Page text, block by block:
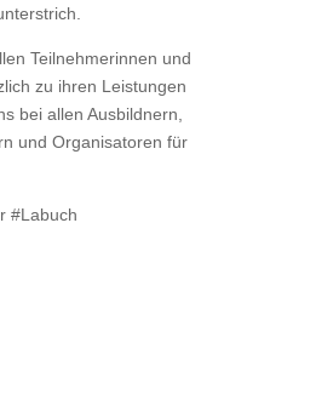
Teilnehmerinnen und
zu ihren Leistungen
bei allen Ausbildnern,
und Organisatoren für
#Labuch